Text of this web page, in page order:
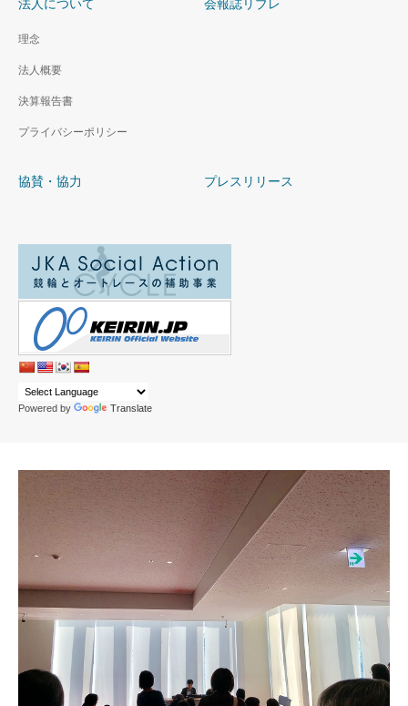
理念
法人概要
決算報告書
プライバシーポリシー
協賛・協力 プレスリリース
Powered by Translate